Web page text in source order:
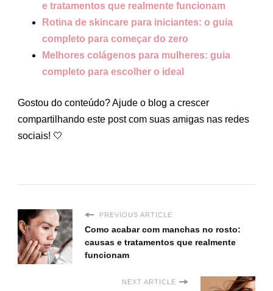
e tratamentos que realmente funcionam
Rotina de skincare para iniciantes: o guia
completo para começar do zero
Melhores colágenos para mulheres: guia
completo para escolher o ideal
Gostou do conteúdo? Ajude o blog a crescer
compartilhando este post com suas amigas nas redes
sociais! 🤍
PREVIOUS ARTICLE
Como acabar com manchas no rosto:
causas e tratamentos que realmente
funcionam
NEXT ARTICLE